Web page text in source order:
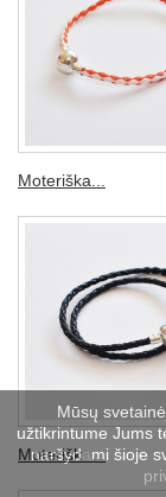
Moteriška...
Moteriška...
Mūsų
užtikrintume Jums
naršydami šioje